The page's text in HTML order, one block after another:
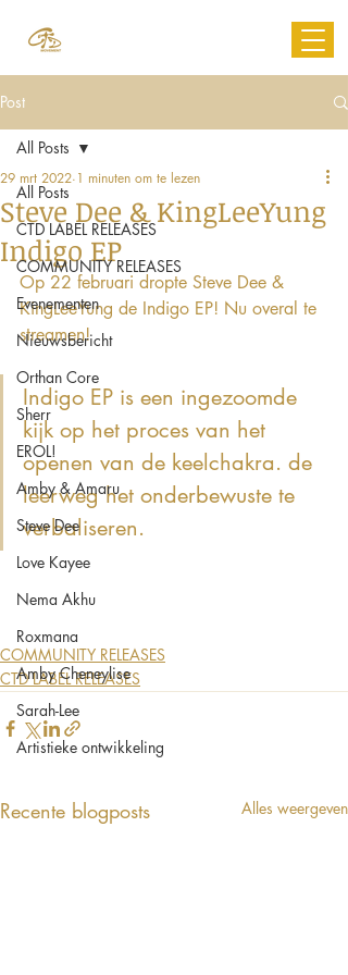
Post
All Posts
CTD LABEL RELEASES
COMMUNITY RELEASES
Evenementen
Nieuwsbericht
Orthan Core
Sherr
EROL!
Amby & Amaru
Steve Dee
Love Kayee
Nema Akhu
Roxmana
Amby Cheneylise
Sarah-Lee
Artistieke ontwikkeling
All Posts
Steve Dee & KingLeeYung
Indigo EP
29 mrt 2022 1 minuten om te lezen
Op 22 februari dropte Steve Dee &
KingLeeYung de Indigo EP! Nu overal te
streamen!
Indigo EP is een ingezoomde
kijk op het proces van het
openen van de keelchakra. de
leerweg het onderbewuste te
verbaliseren.
COMMUNITY RELEASES
CTD LABEL RELEASES
Recente blogposts Alles weergeven